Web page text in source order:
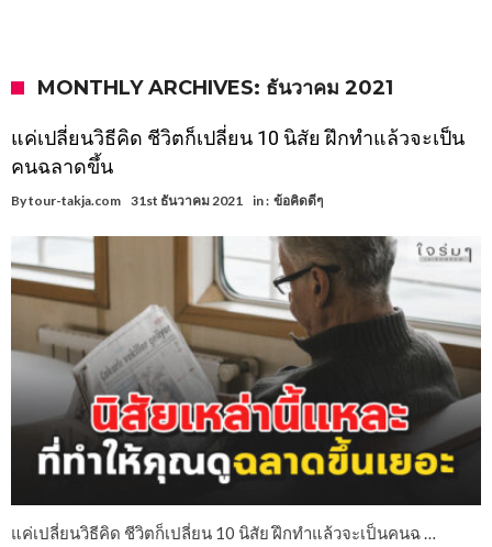
MONTHLY ARCHIVES: ธันวาคม 2021
แค่เปลี่ยนวิธีคิด ชีวิตก็เปลี่ยน 10 นิสัย ฝึกทำแล้วจะเป็น
คนฉลาดขึ้น
Bytour-takja.com 31st ธันวาคม 2021 in : ข้อคิดดีๆ
แค่เปลี่ยนวิธีคิด ชีวิตก็เปลี่ยน 10 นิสัย ฝึกทำแล้วจะเป็นคนฉ …